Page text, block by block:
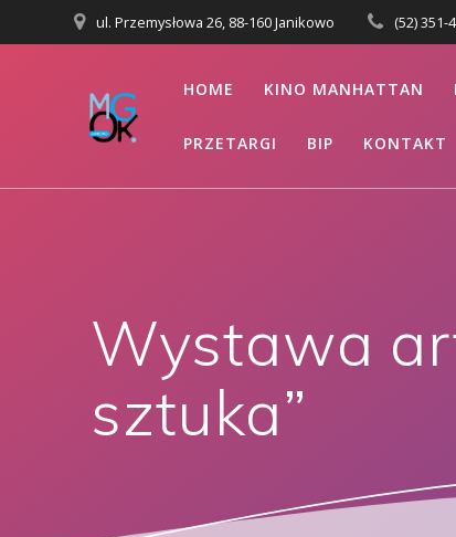
do
ul. Przemysłowa 26, 88-160 Janikowo (52) 351-
HOME KINO MANHATTAN
PRZETARGI BIP KONTAKT
Wystawa
sztuka”